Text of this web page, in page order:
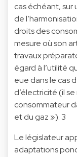
cas échéant,
de
droits des
mesure où son
travaux
égard à l’utilité
eue dans le cas
d’électricité (il
consommateur
et du gaz »).3
Le législateur
adaptations